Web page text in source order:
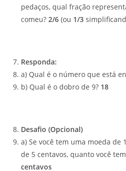
pedaços, qual fração
comeu?2/6 (ou 1/3
Responda:
a) Qual é o número que está
b) Qual é o dobro de 9? 18
Desafio (Opcional)
a) Se você tem uma moeda de
de 5 centavos, quanto você
centavos